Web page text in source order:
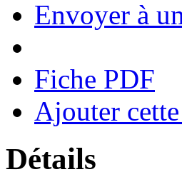
Envoyer à
Fiche PDF
Ajouter
Détails